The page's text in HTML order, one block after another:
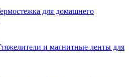
для домашнего
и магнитные ленты для